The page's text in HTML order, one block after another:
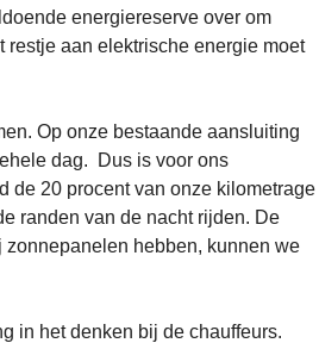
energiereserve over om
aan elektrische energie moet
Op onze bestaande aansluiting
dag. Dus is voor ons
de 20 procent van onze kilometrage
randen van de nacht rijden. De
zonnepanelen hebben, kunnen we
in het denken bij de chauffeurs.